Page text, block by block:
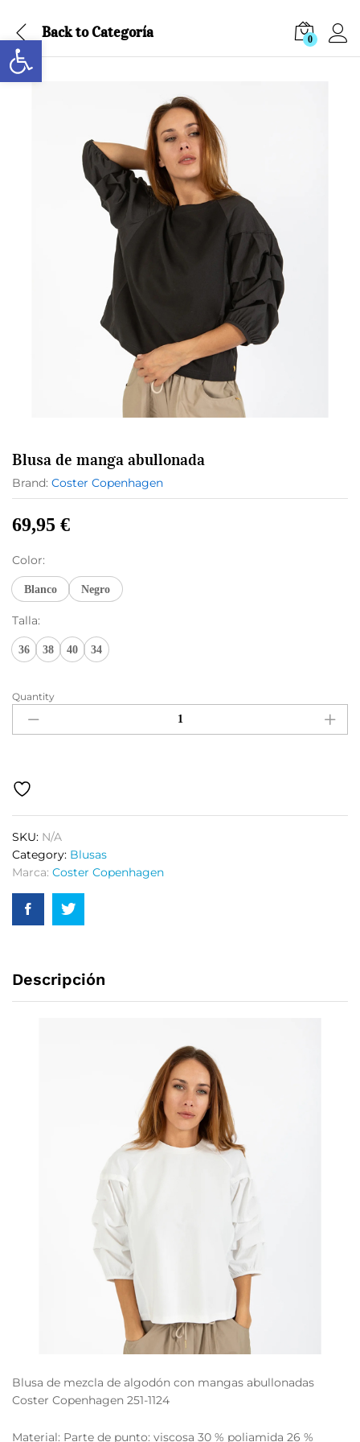
Abrir barra de herramientas Back toCategoría 0
Blusa de manga abullonada
Brand: Coster Copenhagen
69,95 €
Color:
Blanco Negro
Talla:
36 38 40 34
Quantity
SKU: N/A
Category: Blusas
Marca: Coster Copenhagen
Descripción
Blusa de mezcla de algodón con mangas abullonadas
Coster Copenhagen 251-1124
Material: Parte de punto: viscosa 30 % poliamida 26 %